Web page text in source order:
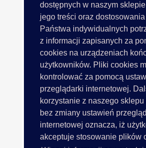
dostępnych w naszym
jego treści oraz
Państwa indywidualnych
z informacji zapisanych za
cookies na urządzeniach
użytkowników. Pliki cookies
kontrolować za pomocą
przeglądarki internetowej.
korzystanie z naszego
bez zmiany ustawień
internetowej oznacza, iż
akceptuje stosowanie plików